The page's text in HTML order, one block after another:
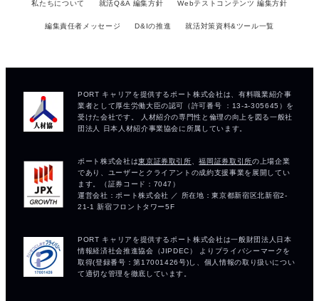
私たちについて 就活Q&A 編集方針 Webテストコンテンツ 編集方針
編集責任者メッセージ D&Iの推進 就活対策資料&ツール一覧